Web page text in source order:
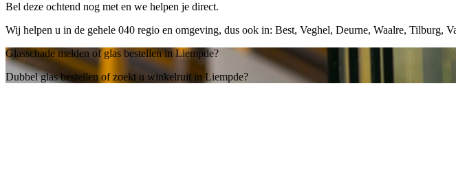
Bel deze ochtend nog met en we helpen je direct.
Wij helpen u in de gehele 040 regio en omgeving, dus ook in: Best, Veghel, Deurne, Waalre, Tilburg,
Glasschade melden of glas bestellen in Liempde?
Dubbel glas bestellen of zoekt u winkelruit in Liempde?